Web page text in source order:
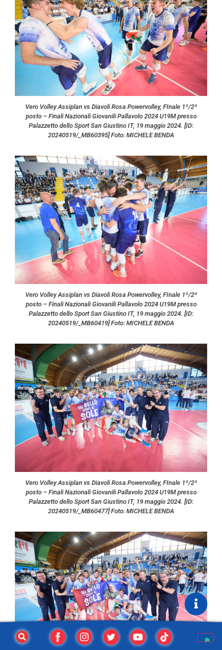
Vero Volley Assiplan vs Diavoli Rosa Powervolley, FInale 1º/2º
posto – Finali Nazionali Giovanili Pallavolo 2024 U19M presso
Palazzetto dello Sport San Giustino IT, 19 maggio 2024. [ID:
20240519/_MB60395] Foto: MICHELE BENDA
Vero Volley Assiplan vs Diavoli Rosa Powervolley, FInale 1º/2º
posto – Finali Nazionali Giovanili Pallavolo 2024 U19M presso
Palazzetto dello Sport San Giustino IT, 19 maggio 2024. [ID:
20240519/_MB60419] Foto: MICHELE BENDA
Vero Volley Assiplan vs Diavoli Rosa Powervolley, FInale 1º/2º
posto – Finali Nazionali Giovanili Pallavolo 2024 U19M presso
Palazzetto dello Sport San Giustino IT, 19 maggio 2024. [ID:
20240519/_MB60477] Foto: MICHELE BENDA